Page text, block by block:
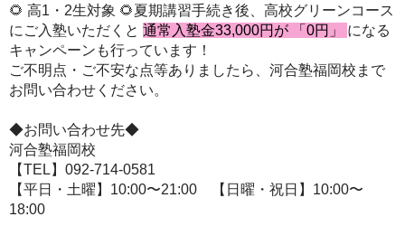
🌻 高1・2生対象 🌻夏期講習手続き後、高校グリーンコース
にご入塾いただくと 通常入塾金33,000円が 「0円」 になる
キャンペーンも行っています！
ご不明点・ご不安な点等ありましたら、河合塾福岡校まで
お問い合わせください。
◆お問い合わせ先◆
河合塾福岡校
【TEL】092-714-0581
【平日・土曜】10:00〜21:00 【日曜・祝日】10:00〜
18:00